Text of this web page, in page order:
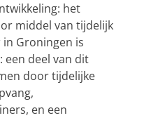
het
middel van tijdelijk
Groningen is
een deel van dit
door tijdelijke
en een